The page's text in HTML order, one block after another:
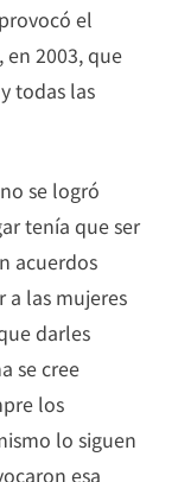
el
2003, que
todas las
se logró
tenía que ser
acuerdos
las mujeres
darles
se cree
los
lo siguen
esa